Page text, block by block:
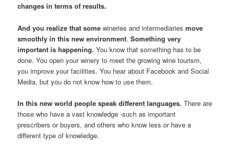
changes in terms of results.
And you realize that some wineries and intermediariesmove
smoothly in this new environment.Something very
important is happening. You know that something has to be
done. You open your winery to meet the growing wine tourism,
you improve your facilities. You hear about Facebook and Social
Media, but you do not know how to use them.
In this new world people speak different languages. There are
those who have a vast knowledge -such as important
prescribers or buyers, and others who know less or have a
different type of knowledge.